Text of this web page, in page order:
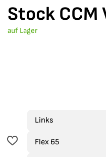
Stock CCM
auf Lager